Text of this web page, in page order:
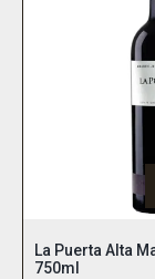
La Puerta Alta
750ml